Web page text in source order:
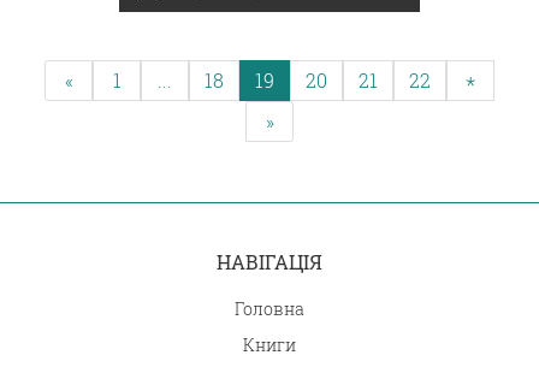
« 1 18 19 20 21 22 *
»
НАВІГАЦІЯ
Головна
Книги